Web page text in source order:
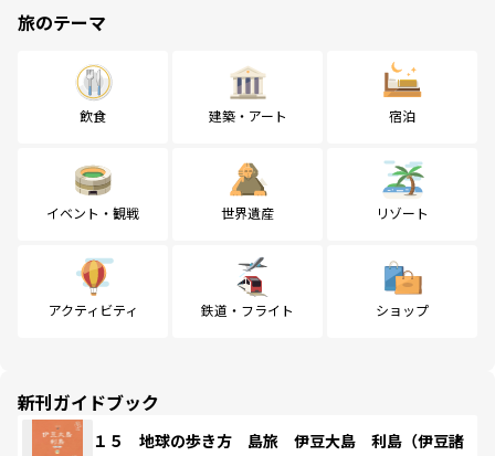
旅のテーマ
飲食 建築・アート 宿泊
イベント・観戦 世界遺産 リゾート
アクティビティ 鉄道・フライト ショップ
新刊ガイドブック
１５ 地球の歩き方 島旅 伊豆大島 利島（伊豆諸